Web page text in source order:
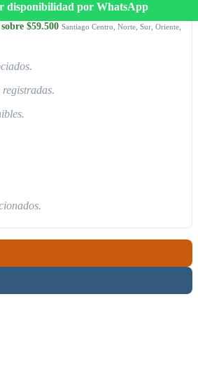
disponibilidad por WhatsApp
$59.500 Santiago Centro, Norte, Sur, Oriente,